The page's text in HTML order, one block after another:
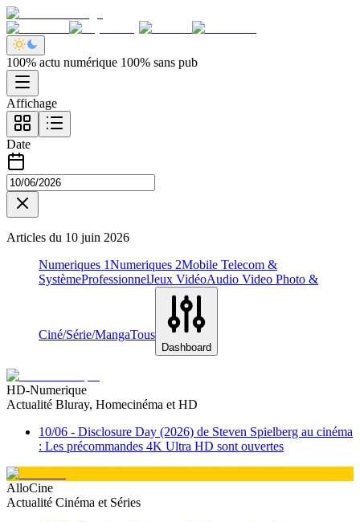
100% actu numérique 100% sans pub
Affichage
Date
Articles du 10 juin 2026
Numeriques 1Numeriques 2Mobile Telecom &
SystèmeProfessionnelJeux VidéoAudio Video Photo &
Ciné/Série/MangaTous
Dashboard
HD-Numerique
Actualité Bluray, Homecinéma et HD
10/06 - Disclosure Day (2026) de Steven Spielberg au cinéma
: Les précommandes 4K Ultra HD sont ouvertes
AlloCine
Actualité Cinéma et Séries